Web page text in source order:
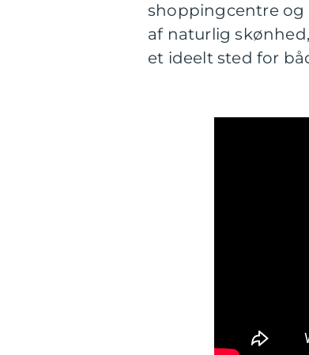
shoppingcentre
af naturlig
et ideelt sted for